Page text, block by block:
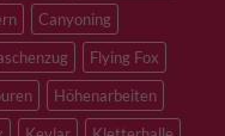
Canyoning
Flying Fox
Höhenarbeiten